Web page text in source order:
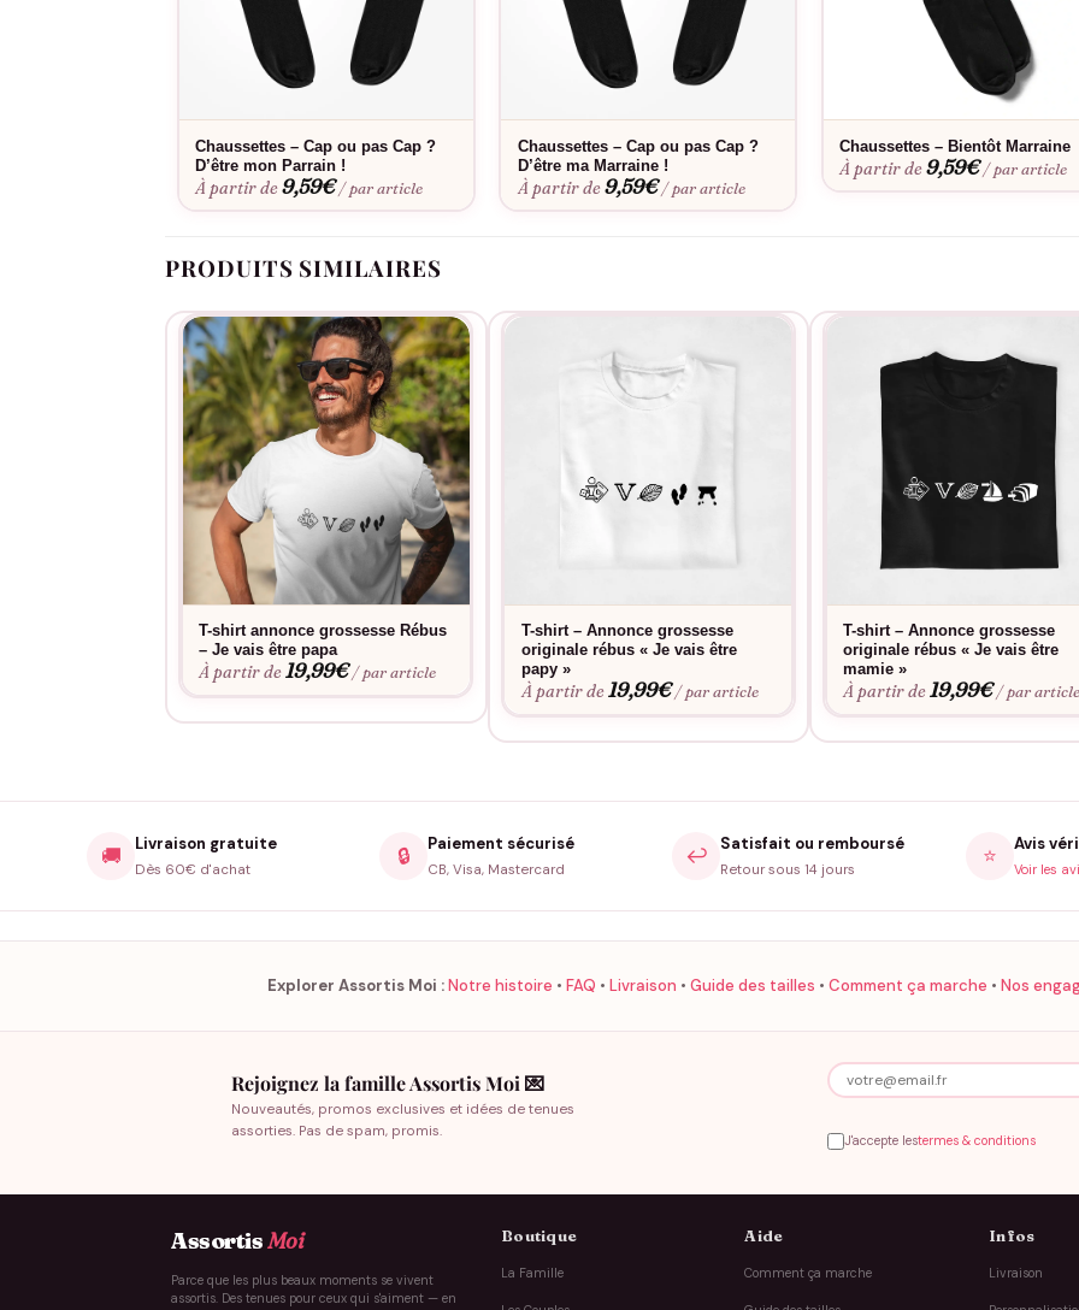
Consultez notreguide des tailles pour choisir la coupe parfaite. Envie d’une touche personnelle ? Découvrez notre
supportent les lavages délicats et conservent leur éclat dans le temps.
Chaussettes – Cap ou pas Cap ?
D’être mon Parrain !
À partir de9,59€ / par article
Chaussettes – Cap ou pas Cap ?
D’être ma Marraine !
À partir de9,59€ / par article
Chaussettes – Bientôt Marraine
À partir de9,59€ / par article
PRODUITS SIMILAIRES
T-shirt annonce grossesse Rébus
– Je vais être papa
À partir de19,99€ / par article
T-shirt – Annonce grossesse
originale rébus « Je vais être
papy »
À partir de19,99€ / par article
T-shirt – Annonce grossesse
originale rébus « Je vais être
mamie »
À partir de19,99€ / par article
🚚 Livraison gratuite
Dès 60€ d'achat
🔒 Paiement sécurisé
CB, Visa, Mastercard
↩️ Satisfait ou remboursé
Retour sous 14 jours
⭐ Avis
Voir les
Explorer Assortis Moi :Notre histoire • FAQ • Livraison • Guide des tailles • Comment ça marche • Nos
Rejoignez la famille Assortis Moi 💌
Nouveautés, promos exclusives et idées de tenues
assorties. Pas de spam, promis.
J'accepte lestermes & conditions
AssortisMoi
Parce que les plus beaux moments se vivent
assortis. Des tenues pour ceux qui s'aiment — en
Boutique
La Famille
Aide
Comment ça marche
Infos
Livraison